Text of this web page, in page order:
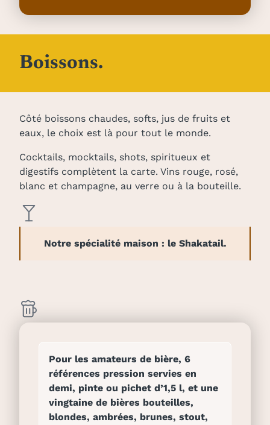
Boissons.
Côté boissons chaudes, softs, jus de fruits et
eaux, le choix est là pour tout le monde.
Cocktails, mocktails, shots, spiritueux et
digestifs complètent la carte. Vins rouge, rosé,
blanc et champagne, au verre ou à la bouteille.
Notre spécialité maison : le Shakatail.
Pour les amateurs de bière, 6
références pression servies en
demi, pinte ou pichet d’1,5 l, et une
vingtaine de bières bouteilles,
blondes, ambrées, brunes, stout,